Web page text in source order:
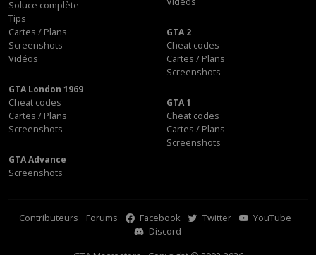
Soluce complète
Tips
Cartes / Plans
Screenshots
Vidéos
GTA 2
Cheat codes
Cartes / Plans
Screenshots
GTA London 1969
Cheat codes
Cartes / Plans
Screenshots
GTA 1
Cheat codes
Cartes / Plans
Screenshots
GTA Advance
Screenshots
Contributeurs Forums Facebook Twitter
YouTube
Discord